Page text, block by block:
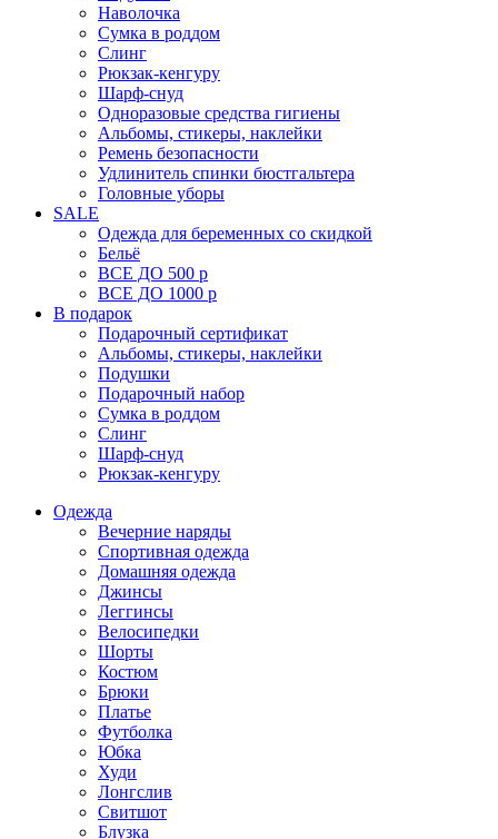
Наволочка
Сумка в роддом
Cлинг
Рюкзак-кенгуру
Шарф-снуд
Одноразовые средства гигиены
Альбомы, стикеры, наклейки
Ремень безопасности
Удлинитель спинки бюстгальтера
Головные уборы
SALE
Одежда для беременных со скидкой
Бельё
ВСЕ ДО 500 р
ВСЕ ДО 1000 р
В подарок
Подарочный сертификат
Альбомы, стикеры, наклейки
Подушки
Подарочный набор
Сумка в роддом
Слинг
Шарф-снуд
Рюкзак-кенгуру
Одежда
Вечерние наряды
Спортивная одежда
Домашняя одежда
Джинсы
Леггинсы
Велосипедки
Шорты
Костюм
Брюки
Платье
Футболка
Юбка
Худи
Лонгслив
Свитшот
Блузка